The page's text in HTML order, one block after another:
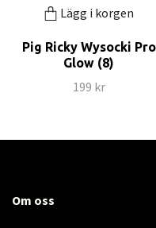
Lägg i korgen
Pig Ricky Wysocki Pro
Glow (8)
199 kr
Om oss